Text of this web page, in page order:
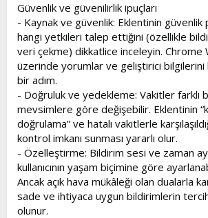
Güvenlik ve güvenilirlik ipuçları
- Kaynak ve güvenlik: Eklentinin güvenlik
hangi yetkileri talep ettiğini (özellikle
veri çekme) dikkatlice inceleyin. Chrome
üzerinde yorumlar ve geliştirici
bir adım.
- Doğruluk ve yedekleme: Vakitler farklı
mevsimlere göre değişebilir. Eklentinin
doğrulama” ve hatalı vakitlerle
kontrol imkanı sunması yararlı olur.
- Özelleştirme: Bildirim sesi ve zaman
kullanıcının yaşam biçimine göre
Ancak açık hava mükâleği olan dualarla
sade ve ihtiyaca uygun bildirimlerin
olunur.